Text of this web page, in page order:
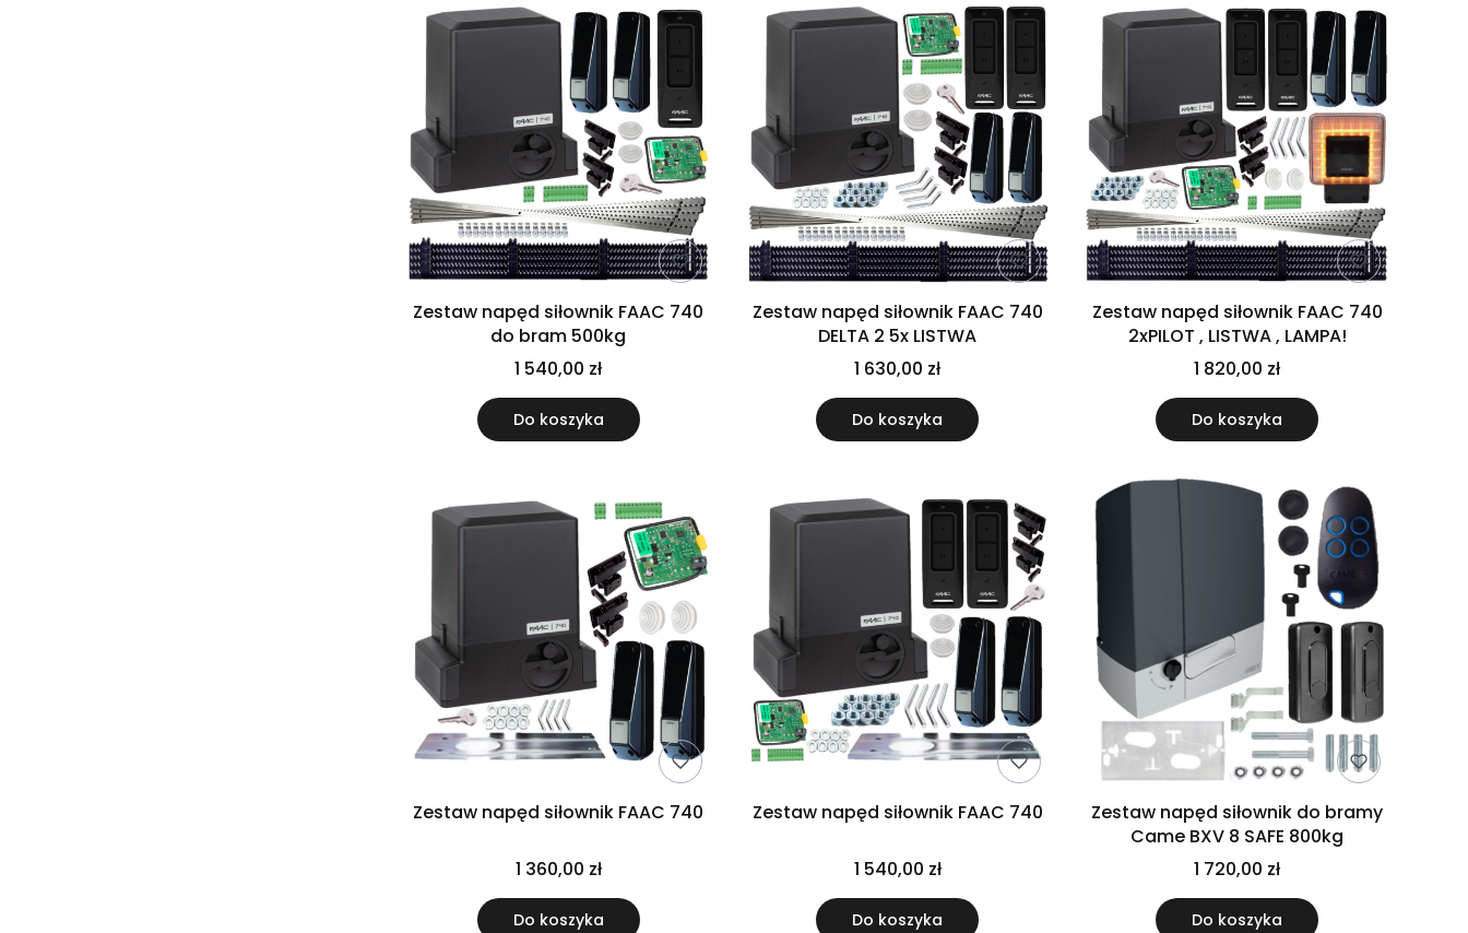
Zestaw napęd siłownik FAAC 740
do bram 500kg
1 540,00 zł
Do koszyka
Zestaw napęd siłownik FAAC 740
DELTA 2 5x LISTWA
1 630,00 zł
Do koszyka
Zestaw napęd siłownik FAAC 740
2xPILOT , LISTWA , LAMPA!
1 820,00 zł
Do koszyka
Zestaw napęd siłownik FAAC 740
1 360,00 zł
Do koszyka
Zestaw napęd siłownik FAAC 740
1 540,00 zł
Do koszyka
Zestaw napęd siłownik do bramy
Came BXV 8 SAFE 800kg
1 720,00 zł
Do koszyka